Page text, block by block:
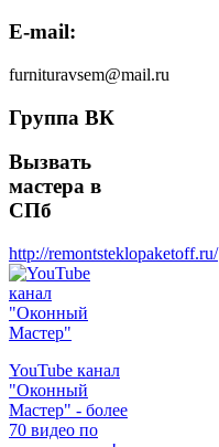
E-mail:
furnituravsem@mail.ru
Группа ВК
Вызвать
мастера в
СПб
http://remontsteklopaketoff.ru/
YouTube канал
"Оконный
Мастер" - более
70 видео по